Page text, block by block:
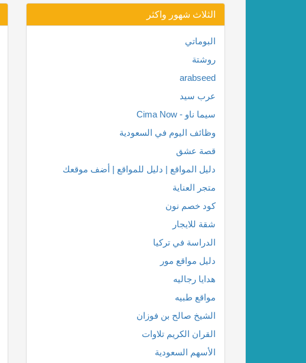
الثلاث شهور واكثر
البوماتي
روشتة
arabseed
عرب سيد
سيما ناو - Cima Now
وظائف اليوم في السعودية
قصة عشق
دليل المواقع | دليل للمواقع | أضف موقعك
متجر العناية
كود خصم نون
شقة للايجار
الدراسة في تركيا
دليل مواقع مور
هدايا رجاليه
مواقع طبيه
الشيخ صالح بن فوزان
القران الكريم تلاوات
الأسهم السعودية